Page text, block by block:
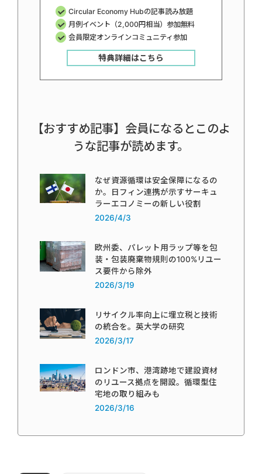
Circular Economy Hubの記事読み放題
月例イベント（2,000円相当）参加無料
会員限定オンラインコミュニティ参加
特典詳細はこちら
【おすすめ記事】会員になるとこのよ
うな記事が読めます。
なぜ資源循環は安全保障になるの
か。日フィン連携が示すサーキュ
ラーエコノミーの新しい役割
2026/4/3
欧州委、パレット用ラップ等を包
装・包装廃棄物規則の100%リユー
ス要件から除外
2026/3/19
リサイクル率向上に埋立税と技術
の統合を。英大学の研究
2026/3/17
ロンドン市、港湾跡地で建設資材
のリユース拠点を開設。循環型住
宅地の取り組みも
2026/3/16